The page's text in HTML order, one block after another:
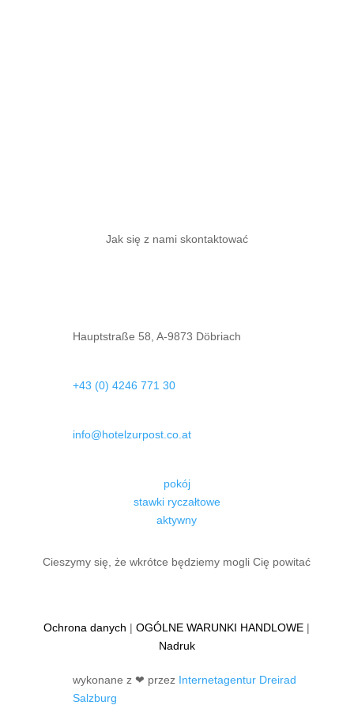
Jak się z nami skontaktować
Hauptstraße 58, A-9873 Döbriach
+43 (0) 4246 771 30
info@hotelzurpost.co.at
pokój
stawki ryczałtowe
aktywny
Cieszymy się, że wkrótce będziemy mogli Cię powitać
Ochrona danych |OGÓLNE WARUNKI HANDLOWE |
Nadruk
wykonane z ❤ przez Internetagentur Dreirad
Salzburg